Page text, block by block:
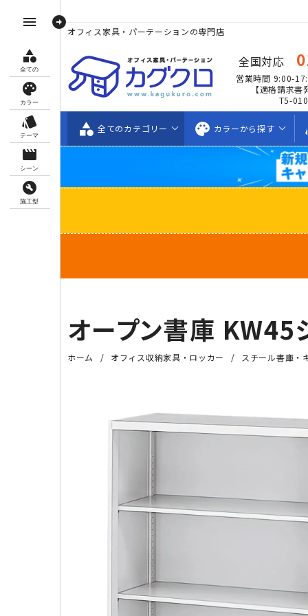
menu arrow_circle_right
category
全ての
palette
カラー
style
テーマ
movie_creation
シーン
build_circle
施工型
オフィス家具・パーテーションの専門店
全国対応
営業時間 9:00-
【適格請求
T5-
category 全てのカテゴリー palette カラーから探す
オープン書庫
ホーム オフィス収納家具・ロッカー スチール書庫・